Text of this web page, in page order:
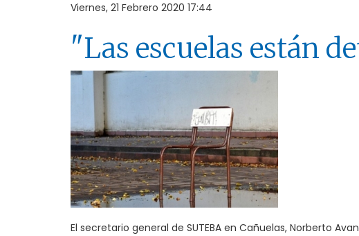
Viernes, 21 Febrero 2020 17:44
"Las escuelas están
El secretario general de SUTEBA en Cañuelas, Norberto